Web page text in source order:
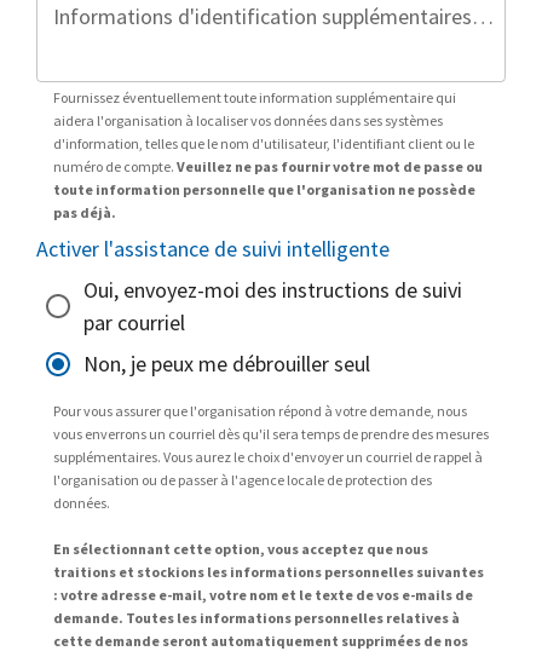
Informations d'identification supplémentaires (facultatif)
Fournissez éventuellement toute information supplémentaire qui
aidera l'organisation à localiser vos données dans ses systèmes
d'information, telles que le nom d'utilisateur, l'identifiant client ou le
numéro de compte. Veuillez ne pas fournir votre mot de passe ou
toute information personnelle que l'organisation ne possède
pas déjà.
Activer l'assistance de suivi intelligente
Oui, envoyez-moi des instructions de suivi
par courriel
Non, je peux me débrouiller seul
Pour vous assurer que l'organisation répond à votre demande, nous
vous enverrons un courriel dès qu'il sera temps de prendre des mesures
supplémentaires. Vous aurez le choix d'envoyer un courriel de rappel à
l'organisation ou de passer à l'agence locale de protection des
données.
En sélectionnant cette option, vous acceptez que nous
traitions et stockions les informations personnelles suivantes
: votre adresse e-mail, votre nom et le texte de vos e-mails de
demande. Toutes les informations personnelles relatives à
cette demande seront automatiquement supprimées de nos